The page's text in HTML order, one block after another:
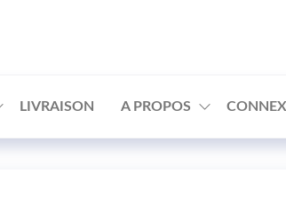
LIVRAISON A PROPOS